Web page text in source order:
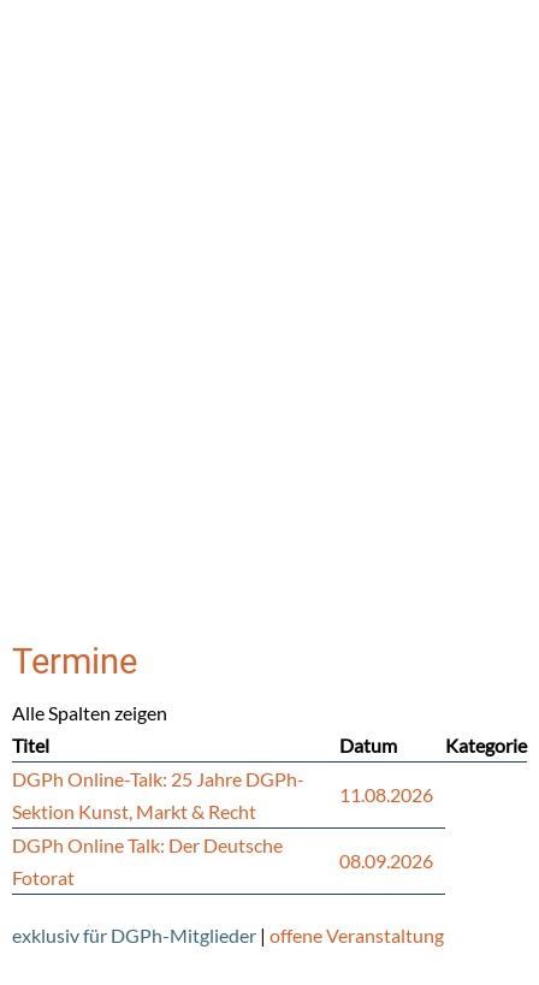
Termine
Alle Spalten zeigen
Titel
Datum
Kategorie
DGPh Online-Talk: 25 Jahre DGPh-
Sektion Kunst, Markt & Recht
11.08.2026
DGPh Online Talk: Der Deutsche
Fotorat
08.09.2026
exklusiv für DGPh-Mitglieder | offene Veranstaltung